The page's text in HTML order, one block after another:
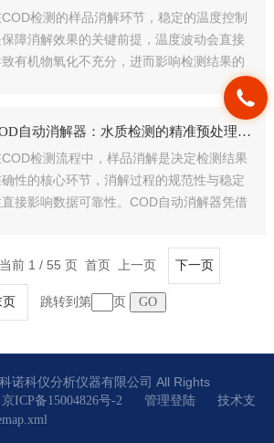
检测的样品消解环节，稳定的温度控制
保障消解效果的关键前提，温度波动会直接
有机物氧化不充分，进而影响检测结果的
确性。COD恒温加热仪凭借精准、稳定的温
能力，成为水质消解的核心温控设备，以恒
温度环境为样品消解提供可靠保障，... COD自动消解器：水质检测的精准预处理中枢
检测流程中，样品消解是决定检测结果
性的核心环节，消解过程的规范性与稳定
接影响数据可靠性。COD自动消解器凭借
准预处理中枢，通过精准控制消解条件，为
续检测环节筑牢基础，保障COD检测...
前 1 / 55 页 首页 上一页 下一页
页 跳转到第 页
诺科仪分析仪器有限公司 All Rights
ICP备15004826号-2 管理登陆技术支